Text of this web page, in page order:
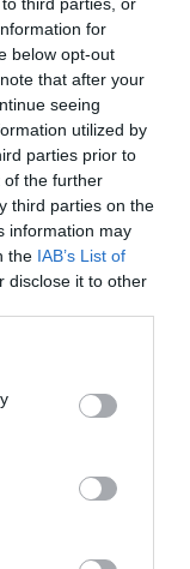
for
below opt-out
that after your
seeing
utilized by
parties prior to
of the further
third parties on the
information may
the IAB’s List of
disclose it to other
or more Google
You may click to
party tags to
in below Google
gustina (skrobnog
za slag
2 l
kuhati, dodati
izmijesati s 400